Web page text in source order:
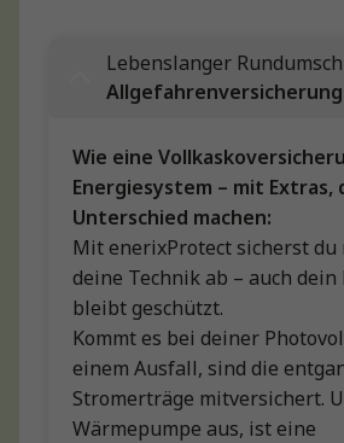
Lebenslanger
Allgefahrenversicherung
Wie eine
Energiesystem – mit Extras,
Unterschied machen:
Mit enerixProtect sicherst
deine Technik ab – auch
bleibt geschützt.
Kommt es bei deiner
einem Ausfall, sind die
Stromerträge mitversichert.
Wärmepumpe aus, ist eine